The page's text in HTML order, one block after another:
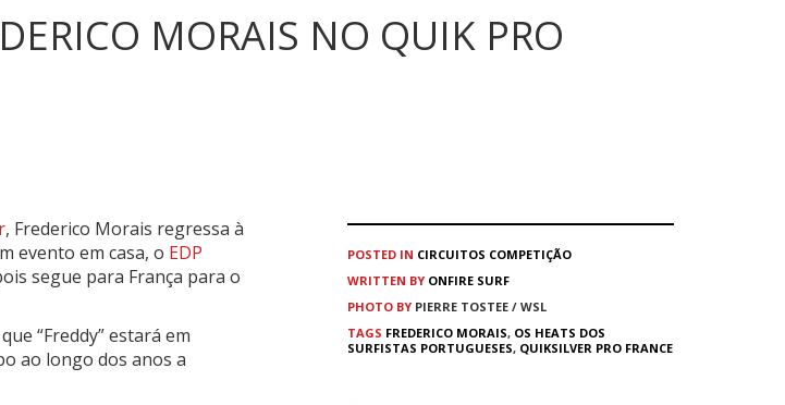
MORAIS NO QUIK PRO
, Frederico Morais regressa à
evento em casa, o EDP
segue para França para o
“Freddy” estará em
ao longo dos anos a
POSTED IN CIRCUITOS COMPETIÇÃO
WRITTEN BY ONFIRE SURF
PHOTO BY PIERRE TOSTEE / WSL
TAGS FREDERICO MORAIS, OS HEATS DOS
SURFISTAS PORTUGUESES, QUIKSILVER PRO FRANCE